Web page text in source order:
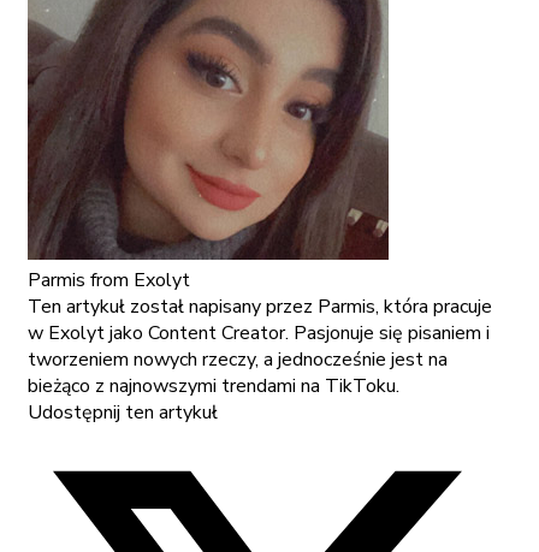
Parmis from Exolyt
Ten artykuł został napisany przez Parmis, która pracuje
w Exolyt jako Content Creator. Pasjonuje się pisaniem i
tworzeniem nowych rzeczy, a jednocześnie jest na
bieżąco z najnowszymi trendami na TikToku.
Udostępnij ten artykuł